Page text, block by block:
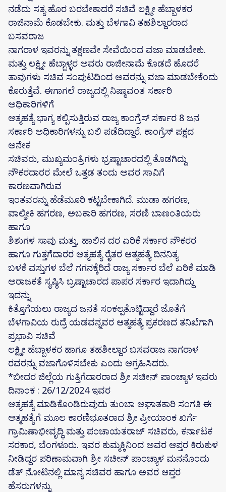
ನಡೆದು ಸತ್ಯ ಹೊರ ಬರಬೇಕಾದರೆ ಸಚಿವೆ ಲಕ್ಷ್ಮೀ ಹೆಬ್ಬಾಳಕರ
ರಾಜಿನಾಮೆ ಕೊಡಬೇಕು. ಮತ್ತು ಬೆಳಗಾವಿ ತಹಶಿಲ್ದಾರರಾದ
ಬಸವರಾಜ
ನಾಗರಾಳ ಇವರನ್ನು ತಕ್ಷಣವೇ ಸೇವೆಯಿಂದ ವಜಾ ಮಾಡಬೇಕು.
ಮತ್ತು ಲಕ್ಷ್ಮೀ ಹೆಬ್ಬಾಳ್ಳರ ಅವರು ರಾಜೀನಾಮೆ ಕೊಡದೆ ಹೊದರೆ
ತಾವುಗಳು ಸಚಿವ ಸಂಪುಟದಿಂದ ಅವರನ್ನು ವಜಾ ಮಾಡಬೇಕೆಂದು
ಕೊರುತ್ತೆವೆ. ಈಗಾಗಲೆ ರಾಜ್ಯದಲ್ಲಿ ನಿಷ್ಠಾವಂತ ಸರ್ಕಾರಿ
ಅಧಿಕಾರಿಗಳಿಗೆ
ಆತ್ಮಹತ್ಯೆ ಭಾಗ್ಯ ಕಲ್ಪಿಸುತ್ತಿರುವ ರಾಜ್ಯ ಕಾಂಗ್ರೆಸ್ ಸರ್ಕಾರ 8 ಜನ
ಸರ್ಕಾರಿ ಅಧಿಕಾರಿಗಳನ್ನು ಬಲಿ ಪಡೆದಿದ್ದಾರೆ. ಕಾಂಗ್ರೆಸ್ ಪಕ್ಷದ
ಅನೇಕ
ಸಚಿವರು, ಮುಖ್ಯಮಂತ್ರಿಗಳು ಭ್ರಷ್ಟಾಚಾರದಲ್ಲಿ ತೊಡಗಿದ್ದು
ನೌಕರದಾರರ ಮೇಲೆ ಒತ್ತಡ ತಂದು ಅವರ ಸಾವಿಗೆ
ಕಾರಣವಾಗಿರುವ
ಇಂತವರನ್ನು ಹೆಡೆಮೂರಿ ಕಟ್ಟಬೇಕಾಗಿದೆ. ಮುಡಾ ಹಗರಣ,
ವಾಲ್ಮೀಕಿ ಹಗರಣ, ಅಬಕಾರಿ ಹಗರಣ, ಸರಣಿ ಬಾಣಂತಿಯರು
ಹಾಗೂ
ಶಿಶುಗಳ ಸಾವು ಮತ್ತು, ಹಾಲಿನ ದರ ಏರಿಕೆ ಸರ್ಕಾರ ನೌಕರರ
ಹಾಗೂ ಗುತ್ತಗೆದಾರರ ಆತ್ಮಹತ್ಯೆ ರೈತರ ಆತ್ಮಹತ್ಯೆ ದಿನನಿತ್ಯ
ಬಳಕೆ ವಸ್ತುಗಳ ಬೆಲೆ ಗಗನಕ್ಕೆರಿದೆ ರಾಜ್ಯ ಸರ್ಕಾರ ಬೆಲೆ ಏರಿಕೆ ಮಾಡಿ
ಅರಾಜಕತೆ ಸೃಷ್ಠಿಸಿ ಬ್ರಷ್ಟಾಚಾರದ ಪಾಪರ ಸರ್ಕಾರ ಇದಾಗಿದ್ದು
ಇದನ್ನು
ಕಿತ್ತೊಗೆಯಲು ರಾಜ್ಯದ ಜನತೆ ಸಂಕಲ್ಪತೊಟ್ಟಿದ್ದಾರೆ ಜೊತೆಗೆ
ಬೆಳಗಾವಿಯ ರುದ್ರೆ ಯಡವನ್ನವರ ಆತ್ಮಹತ್ಯೆ ಪ್ರಕರಣದ ತನಿಖೆಗಾಗಿ
ಪ್ರಭಾವಿ ಸಚಿವೆ
ಲಕ್ಷ್ಮೀ ಹೆಬ್ಬಾಳಕರ ಹಾಗೂ ತಹಶೀಲ್ದಾರ ಬಸವರಾಜ ನಾಗರಾಳ
ರವರನ್ನು ವಜಾಗೊಳಿಸಬೇಕು ಎಂದು ಆಗ್ರಹಿಸಿದರು.
*ಬೀದರ ಜಿಲ್ಲೆಯ ಗುತ್ತಿಗೆದಾರರಾದ ಶ್ರೀ ಸಚೀನ್ ಪಾಂಚ್ಯಾಳ ಇವರು
ದಿನಾಂಕ : 26/12/2024 ಇವರ
ಆತ್ಮಹತ್ಯೆ ಮಾಡಿಕೊಂಡಿರುವುದು ತುಂಬಾ ಆಘಾತಕಾರಿ ಸಂಗತಿ ಈ
ಆತ್ಮಹತ್ಯೆಗೆ ಮೂಲ ಕಾರಣಿಭೂತರಾದ ಶ್ರೀ ಪ್ರೀಯಾಂಕ ಖರ್ಗೆ
ಗ್ರಾಮಿಣಾಭೀವೃದ್ಧಿ ಮತ್ತು ಪಂಚಾಯತರಾಜ್ ಸಚಿವರು, ಕರ್ನಾಟಕ
ಸರಕಾರ, ಬೆಂಗಳೂರು. ಇವರ ಕುಮ್ಮಕ್ಕಿನಿಂದ ಅವರ ಆಪ್ತರ ಕಿರುಕುಳ
ನೀಡಿದ್ದರ ಪರಿಣಾಮವಾಗಿ ಶ್ರೀ ಸಚೀನ್ ಪಾಂಚ್ಯಾಳ ಮನನೊಂದು
ಡೆತ್ ನೋಟಿನಲ್ಲಿ ಮಾನ್ಯ ಸಚಿವರ ಹಾಗೂ ಅವರ ಆಪ್ತರ
ಹೆಸರುಗಳನ್ನು